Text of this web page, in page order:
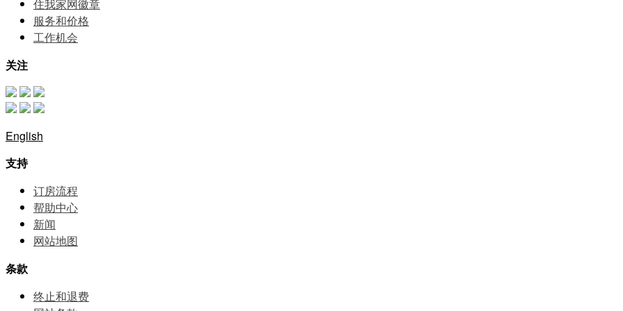
住我家网徽章
服务和价格
⼯作机会
关注
English
支持
订房流程
帮助中⼼
新闻
网站地图
条款
终止和退费